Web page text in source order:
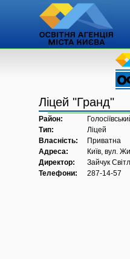
Ліцей "Гранд"
Район:
Тип:
Ліцей
Власність:
Приватна
Адреса:
Київ, вул.
Директор:
Зайчук
Телефони:
287-14-57